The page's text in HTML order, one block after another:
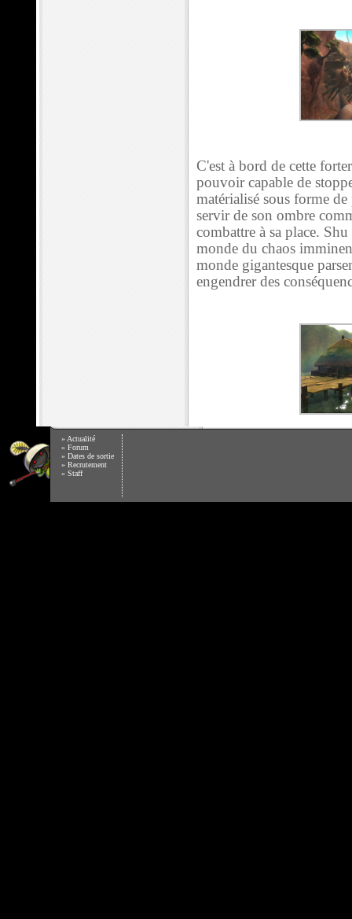
C'est à bord de cette
pouvoir capable de
matérialisé sous forme
servir de son ombre
combattre à sa place.
monde du chaos
monde gigantesque
engendrer des
» Actualité
» Forum
» Dates de sortie
» Recrutement
» Staff